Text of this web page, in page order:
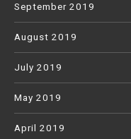
September 2019
August 2019
July 2019
May 2019
April 2019